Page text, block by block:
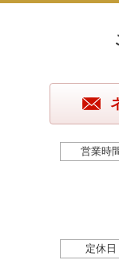
営業時
定休日